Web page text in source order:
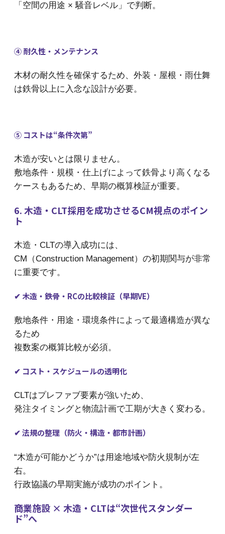
「空間の用途 × 騒音レベル」で判断。
④ 耐久性・メンテナンス
木材の耐久性を確保するため、外装・屋根・雨仕舞
は鉄骨以上に入念な設計が必要。
⑤ コストは“条件次第”
木造が安いとは限りません。
敷地条件・規模・仕上げによって鉄骨より高くなる
ケースもあるため、早期の概算検証が重要。
6. 木造・CLT採用を成功させるCM視点のポイン
ト
木造・CLTの導入成功には、
CM（Construction Management）の初期関与が非常
に重要です。
✔ 木造・鉄骨・RCの比較検証（早期VE）
敷地条件・用途・環境条件によって最適構造が異な
るため
複数案の概算比較が必須。
✔ コスト・スケジュールの透明化
CLTはプレファブ要素が強いため、
発注タイミングと物流計画で工期が大きく変わる。
✔ 法規の整理（防火・構造・都市計画）
“木造が可能かどうか”は用途地域や防火規制が左
右。
行政協議の早期実施が成功のポイント。
商業施設 × 木造・CLTは“次世代スタンダー
ド”へ